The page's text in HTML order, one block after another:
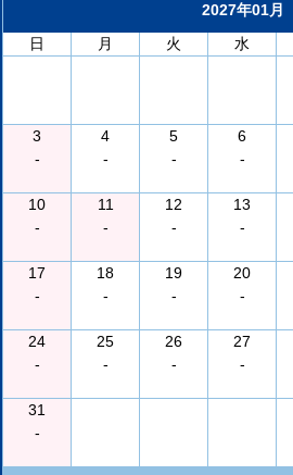
2027年01月
日
月 火 水
3
-
4
-
5
-
6
-
10
-
11
-
12
-
13
-
17
-
18
-
19
-
20
-
24
-
25
-
26
-
27
-
31
-